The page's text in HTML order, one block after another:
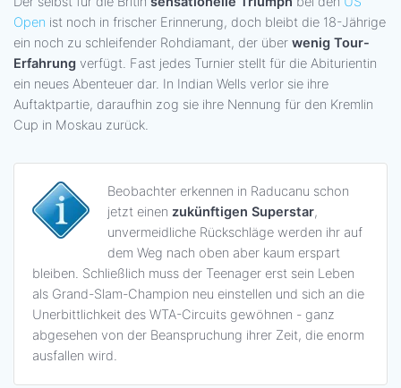
Open ist noch in frischer Erinnerung, doch bleibt die 18-Jährige
ein noch zu schleifender Rohdiamant, der über wenig Tour-
Erfahrung verfügt. Fast jedes Turnier stellt für die Abiturientin
ein neues Abenteuer dar. In Indian Wells verlor sie ihre
Auftaktpartie, daraufhin zog sie ihre Nennung für den Kremlin
Cup in Moskau zurück.
Beobachter erkennen in Raducanu schon
jetzt einen zukünftigen Superstar,
unvermeidliche Rückschläge werden ihr auf
dem Weg nach oben aber kaum erspart
bleiben. Schließlich muss der Teenager erst sein Leben
als Grand-Slam-Champion neu einstellen und sich an die
Unerbittlichkeit des WTA-Circuits gewöhnen - ganz
abgesehen von der Beanspruchung ihrer Zeit, die enorm
ausfallen wird.